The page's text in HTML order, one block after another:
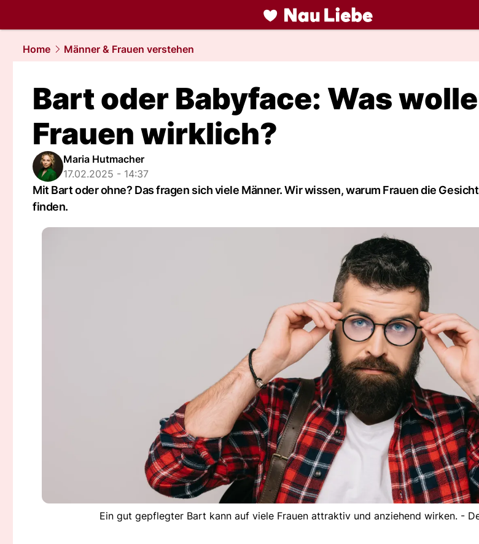
liebe.NAU.ch
Home
Männer & Frauen verstehen
Bart oder Babyface: Was
Frauen wirklich?
Maria Hutmacher
17.02.2025 - 14:37
Mit Bart oder ohne? Das fragen sich viele Männer. Wir wissen, warum Frauen die
finden.
Ein gut gepflegter Bart kann auf viele Frauen attraktiv und anziehend wirken. -